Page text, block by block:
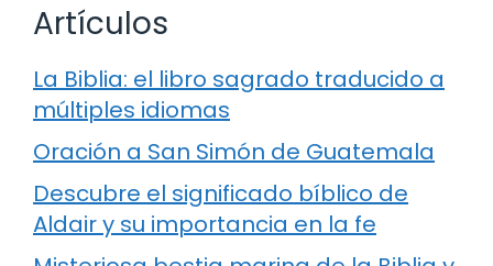
Artículos
La Biblia: el libro sagrado traducido a
múltiples idiomas
Oración a San Simón de Guatemala
Descubre el significado bíblico de
Aldair y su importancia en la fe